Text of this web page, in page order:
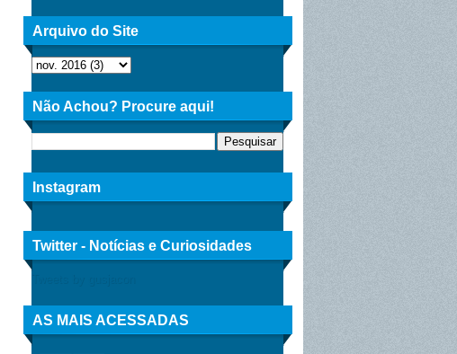
Arquivo do Site
Não Achou? Procure aqui!
Instagram
Twitter - Notícias e Curiosidades
AS MAIS ACESSADAS